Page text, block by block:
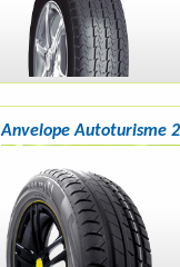
Anvelope Autoturisme